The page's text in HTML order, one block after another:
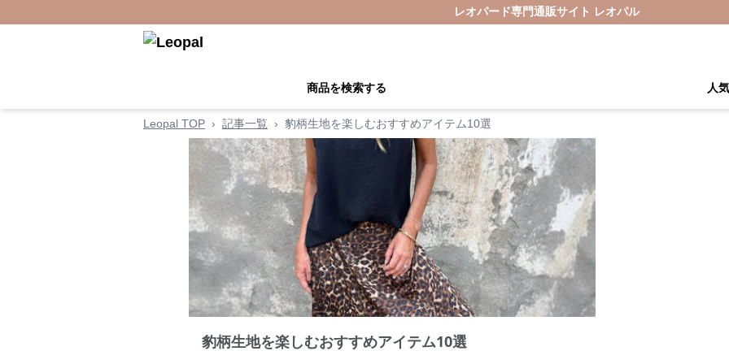
レオパード専門通販サイト レオパル
商品を検索する 人
Leopal TOP › 記事一覧 › 豹柄生地を楽しむおすすめアイテム10選
豹柄生地を楽しむおすすめアイテム10選